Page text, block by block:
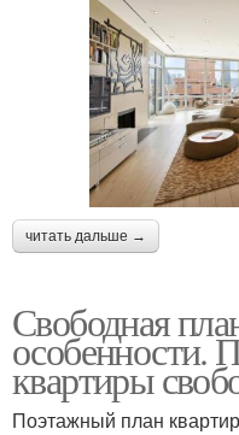
читать дальше →
Свободная
особенности.
квартиры
Поэтажный план